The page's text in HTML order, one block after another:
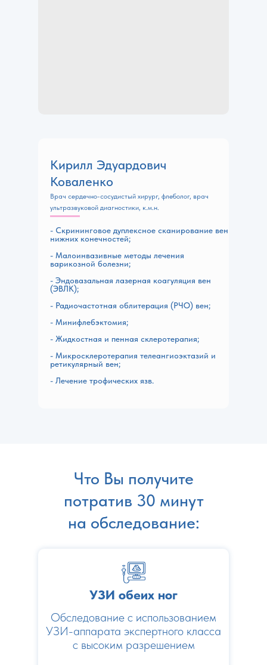
Врач сердечно-сосудистый хирург, флеболог, врач
ультразвуковой диагностики, к.м.н.
Кирилл Эдуардович
Коваленко
- Скрининговое дуплексное сканирование вен
нижних конечностей;
- Малоинвазивные методы лечения
варикозной болезни;
- Эндовазальная лазерная коагуляция вен
(ЭВЛК);
- Радиочастотная облитерация (РЧО) вен;
- Минифлебэктомия;
- Жидкостная и пенная склеротерапия;
- Микросклеротерапия телеангиоэктазий и
ретикулярный вен;
- Лечение трофических язв.
УЗИ обеих ног
Обследование с использованием
УЗИ-аппарата экспертного класса
с высоким разрешением
Что Вы получите
потратив 30 минут
на обследование: